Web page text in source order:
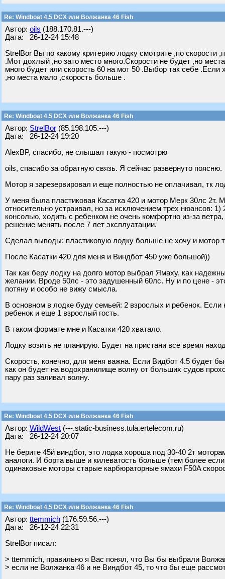
Re: Windboat 4.5 DCX или Волжанка 46 Fish
Автор: oils (188.170.81.---)
Дата: 26-12-24 15:48
StrelBor Вы по какому критерию лодку смотрите ,по скорости
.Мот дохлый ,но зато место много.Скорости не будет ,но
много будет или скорость 60 на мот 50 .Выбор так себе
,но места мало ,скорость больше .
Re: Windboat 4.5 DCX или Волжанка 46 Fish
Автор: StrelBor (85.198.105.---)
Дата: 26-12-24 19:20
AlexBP, спасибо, не слышал такую - посмотрю
oils, спасибо за обратную связь. Я сейчас развернуто поясню.
Мотор я зарезервировал и еще полностью не оплачивал, тк
У меня была пластиковая Касатка 420 и мотор Мерк 30лс 2т.
относительно устраивал, но за исключением трех нюансов:
консолью, ходить с ребенком не очень комфортно из-за
решение менять после 7 лет эксплуатации.
Сделал выводы: пластиковую лодку больше не хочу и мотор
После Касатки 420 для меня и Виндбот 450 уже большой))
Так как беру лодку на долго мотор выбрал Ямаху, как
желании. Вроде 50лс - это задушенный 60лс. Ну и по цене -
потяну и особо не вижу смысла.
В основном в лодке буду семьей: 2 взрослых и ребенок.
ребенок и еще 1 взрослый гость.
В таком формате мне и Касатки 420 хватало.
Лодку возить не планирую. Будет на пристани все время
Скорость, конечно, для меня важна. Если Видбот 4.5 будет
как он будет на водохранилище волну от больших судов
пару раз заливал волну.
Re: Windboat 4.5 DCX или Волжанка 46 Fish
Автор: WildWest (---.static-business.tula.ertelecom.ru)
Дата: 26-12-24 20:07
Не берите 45й виндбот, это лодка хороша под 30-40 2т
аналоги. И борта выше и килеватость больше (тем более
одинаковые моторы старые карбюраторные ямахи F50A
Re: Windboat 4.5 DCX или Волжанка 46 Fish
Автор: ttemmich (176.59.56.---)
Дата: 26-12-24 22:31
StrelBor писал:
> ttemmich, правильно я Вас понял, что Вы бы выбрали
> если не Волжанка 46 и не Виндбот 45, то что бы еще